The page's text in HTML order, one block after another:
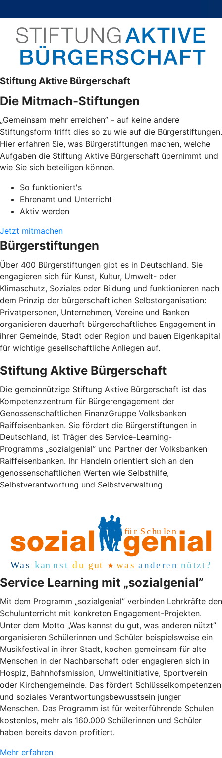
Stiftung Aktive Bürgerschaft
Die Mitmach-Stiftungen
„Gemeinsam mehr erreichen” – auf keine andere
Stiftungsform trifft dies so zu wie auf die Bürgerstiftungen.
Hier erfahren Sie, was Bürgerstiftungen machen, welche
Aufgaben die Stiftung Aktive Bürgerschaft übernimmt und
wie Sie sich beteiligen können.
So funktioniert's
Ehrenamt und Unterricht
Aktiv werden
Jetzt mitmachen
Bürgerstiftungen
Über 400 Bürgerstiftungen gibt es in Deutschland. Sie
engagieren sich für Kunst, Kultur, Umwelt- oder
Klimaschutz, Soziales oder Bildung und funktionieren nach
dem Prinzip der bürgerschaftlichen Selbstorganisation:
Privatpersonen, Unternehmen, Vereine und Banken
organisieren dauerhaft bürgerschaftliches Engagement in
ihrer Gemeinde, Stadt oder Region und bauen Eigenkapital
für wichtige gesellschaftliche Anliegen auf.
Stiftung Aktive Bürgerschaft
Die gemeinnützige Stiftung Aktive Bürgerschaft ist das
Kompetenzzentrum für Bürgerengagement der
Genossenschaftlichen FinanzGruppe Volksbanken
Raiffeisenbanken. Sie fördert die Bürgerstiftungen in
Deutschland, ist Träger des Service-Learning-
Programms „sozialgenial” und Partner der Volksbanken
Raiffeisenbanken. Ihr Handeln orientiert sich an den
genossenschaftlichen Werten wie Selbsthilfe,
Selbstverantwortung und Selbstverwaltung.
Service Learning mit „sozialgenial”
Mit dem Programm „sozialgenial” verbinden Lehrkräfte den
Schulunterricht mit konkreten Engagement-Projekten.
Unter dem Motto „Was kannst du gut, was anderen nützt”
organisieren Schülerinnen und Schüler beispielsweise ein
Musikfestival in ihrer Stadt, kochen gemeinsam für alte
Menschen in der Nachbarschaft oder engagieren sich in
Hospiz, Bahnhofsmission, Umweltinitiative, Sportverein
oder Kirchengemeinde. Das fördert Schlüsselkompetenzen
und soziales Verantwortungsbewusstsein junger
Menschen. Das Programm ist für weiterführende Schulen
kostenlos, mehr als 160.000 Schülerinnen und Schüler
haben bereits davon profitiert.
Mehr erfahren